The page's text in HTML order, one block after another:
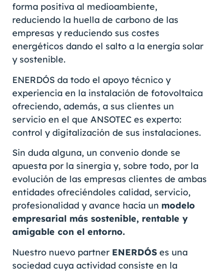
forma positiva al medioambiente,
reduciendo la huella de carbono de las
empresas y reduciendo sus costes
energéticos dando el salto a la energía solar
y sostenible.
ENERDÓS da todo el apoyo técnico y
experiencia en la instalación de fotovoltaica
ofreciendo, además, a sus clientes un
servicio en el que ANSOTEC es experto:
control y digitalización de sus instalaciones.
Sin duda alguna, un convenio donde se
apuesta por la sinergia y, sobre todo, por la
evolución de las empresas clientes de ambas
entidades ofreciéndoles calidad, servicio,
profesionalidad y avance hacía un modelo
empresarial más sostenible, rentable y
amigable con el entorno.
Nuestro nuevo partner ENERDÓS es una
sociedad cuya actividad consiste en la